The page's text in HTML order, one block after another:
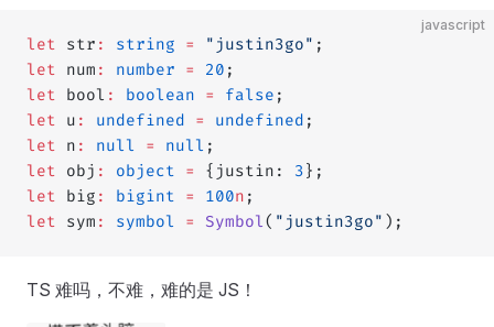
javascript
let str : string = "justin3go" ;
let num : number = 20 ;
let bool : boolean = false ;
let u : undefined = undefined ;
let n : null = null ;
let obj : object = {justin: 3 };
let big : bigint = 100n ;
let sym : symbol = Symbol( "justin3go" );
TS 难吗，不难，难的是 JS！